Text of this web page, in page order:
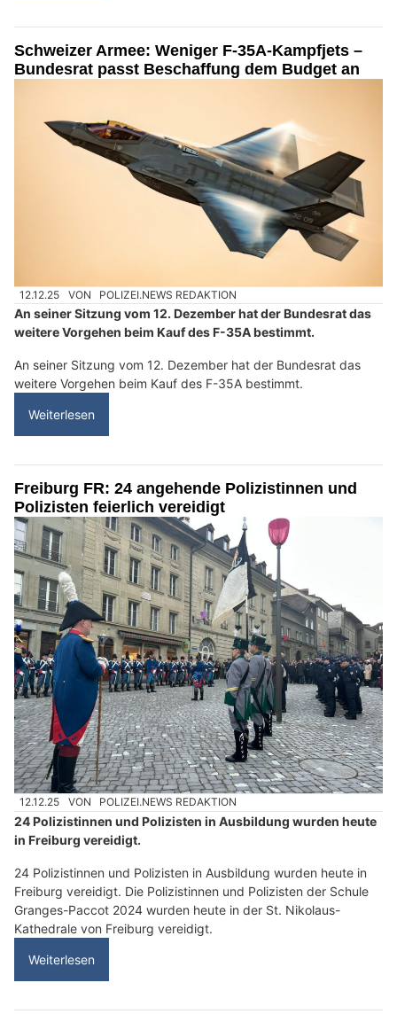
Schweizer Armee: Weniger F-35A-Kampfjets –
Bundesrat passt Beschaffung dem Budget an
12.12.25 VON POLIZEI.NEWS REDAKTION
An seiner Sitzung vom 12. Dezember hat der Bundesrat das
weitere Vorgehen beim Kauf des F-35A bestimmt.
An seiner Sitzung vom 12. Dezember hat der Bundesrat das
weitere Vorgehen beim Kauf des F-35A bestimmt.
Weiterlesen
Freiburg FR: 24 angehende Polizistinnen und
Polizisten feierlich vereidigt
12.12.25 VON POLIZEI.NEWS REDAKTION
24 Polizistinnen und Polizisten in Ausbildung wurden heute
in Freiburg vereidigt.
24 Polizistinnen und Polizisten in Ausbildung wurden heute in
Freiburg vereidigt. Die Polizistinnen und Polizisten der Schule
Granges-Paccot 2024 wurden heute in der St. Nikolaus-
Kathedrale von Freiburg vereidigt.
Weiterlesen